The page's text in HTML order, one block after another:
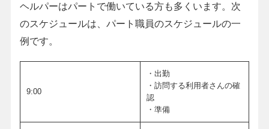
ヘルパーはパートで働いている方も多くいます。次
のスケジュールは、パート職員のスケジュールの一
例です。
9:00
・出勤
・訪問する利用者さんの確
認
・準備